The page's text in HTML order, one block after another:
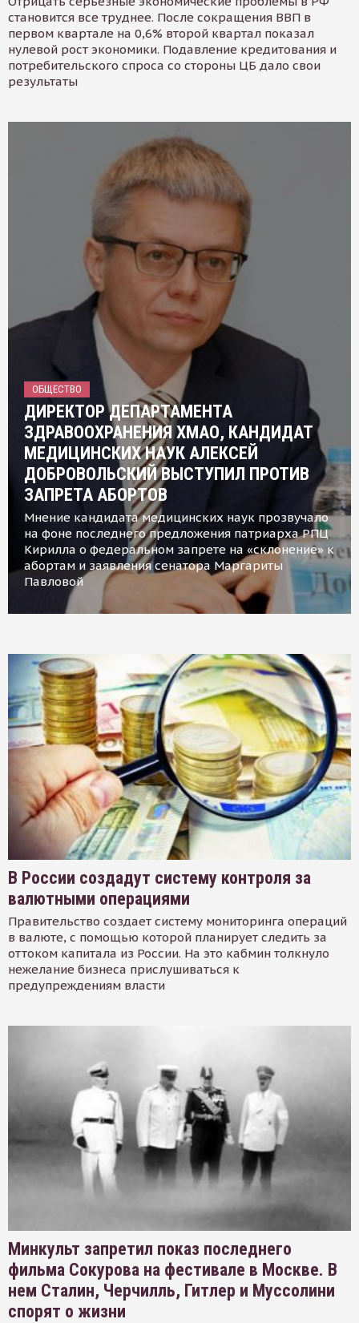
становится все труднее. После сокращения ВВП в
первом квартале на 0,6% второй квартал показал
нулевой рост экономики. Подавление кредитования и
потребительского спроса со стороны ЦБ дало свои
результаты
ОБЩЕСТВО
ДИРЕКТОР ДЕПАРТАМЕНТА
ЗДРАВООХРАНЕНИЯ ХМАО, КАНДИДАТ
МЕДИЦИНСКИХ НАУК АЛЕКСЕЙ
ДОБРОВОЛЬСКИЙ ВЫСТУПИЛ ПРОТИВ
ЗАПРЕТА АБОРТОВ
Мнение кандидата медицинских наук прозвучало
на фоне последнего предложения патриарха РПЦ
Кирилла о федеральном запрете на «склонение» к
абортам и заявления сенатора Маргариты
Павловой
В России создадут систему контроля за
валютными операциями
Правительство создает систему мониторинга операций
в валюте, с помощью которой планирует следить за
оттоком капитала из России. На это кабмин толкнуло
нежелание бизнеса прислушиваться к
предупреждениям власти
Минкульт запретил показ последнего
фильма Сокурова на фестивале в Москве. В
нем Сталин, Черчилль, Гитлер и Муссолини
спорят о жизни